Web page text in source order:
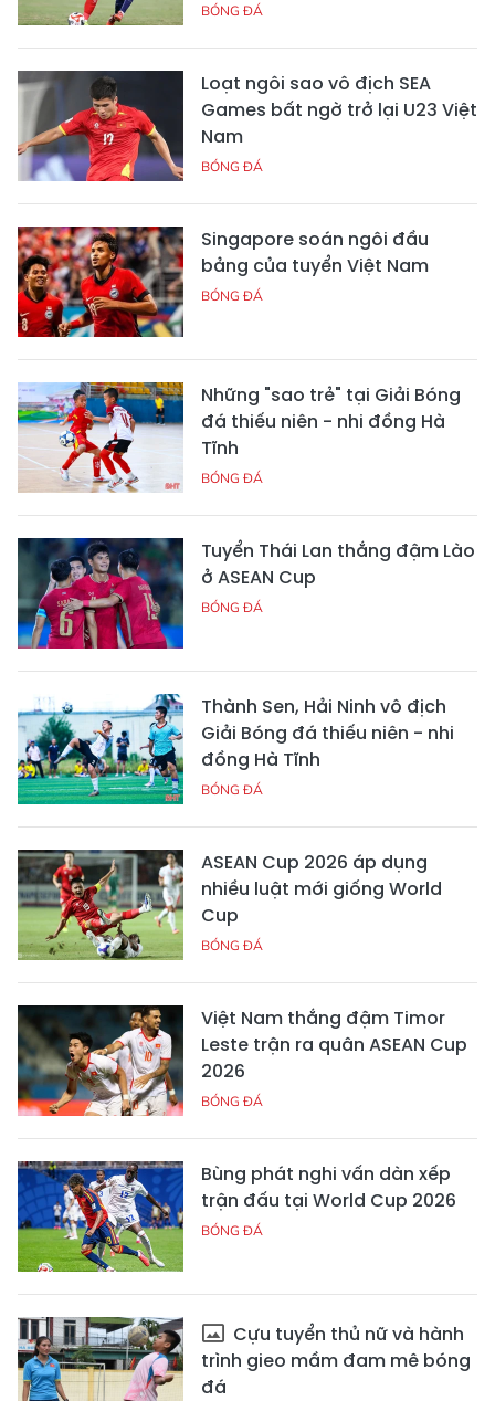
BÓNG ĐÁ
Loạt ngôi sao vô địch SEA
Games bất ngờ trở lại U23 Việt
Nam
BÓNG ĐÁ
Singapore soán ngôi đầu
bảng của tuyển Việt Nam
BÓNG ĐÁ
Những "sao trẻ" tại Giải Bóng
đá thiếu niên - nhi đồng Hà
Tĩnh
BÓNG ĐÁ
Tuyển Thái Lan thắng đậm Lào
ở ASEAN Cup
BÓNG ĐÁ
Thành Sen, Hải Ninh vô địch
Giải Bóng đá thiếu niên - nhi
đồng Hà Tĩnh
BÓNG ĐÁ
ASEAN Cup 2026 áp dụng
nhiều luật mới giống World
Cup
BÓNG ĐÁ
Việt Nam thắng đậm Timor
Leste trận ra quân ASEAN Cup
2026
BÓNG ĐÁ
Bùng phát nghi vấn dàn xếp
trận đấu tại World Cup 2026
BÓNG ĐÁ
Cựu tuyển thủ nữ và hành
trình gieo mầm đam mê bóng
đá